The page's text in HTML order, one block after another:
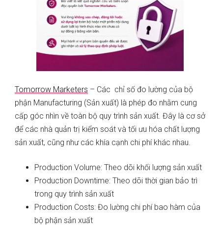
Tomorrow Marketers – Các chỉ số đo lường của bộ
phận Manufacturing (Sản xuất) là phép đo nhằm cung
cấp góc nhìn về toàn bộ quy trình sản xuất. Đây là cơ sở
để các nhà quản trị kiểm soát và tối ưu hóa chất lượng
sản xuất, cũng như các khía cạnh chi phí khác nhau.
Production Volume: Theo dõi khối lượng sản xuất
Production Downtime: Theo dõi thời gian bảo trì
trong quy trình sản xuất
Production Costs: Đo lường chi phí bao hàm của
bộ phận sản xuất